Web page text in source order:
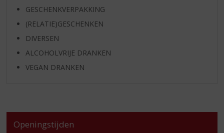
GESCHENKVERPAKKING
(RELATIE)GESCHENKEN
DIVERSEN
ALCOHOLVRIJE DRANKEN
VEGAN DRANKEN
Openingstijden